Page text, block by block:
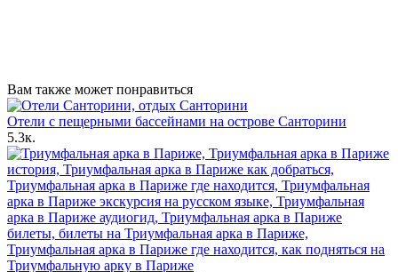
Вам также может понравиться
Отели с пещерными бассейнами на острове Санторини
5.3к.